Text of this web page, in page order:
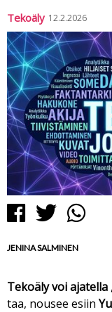
Te­ko­ä­ly 12.2.2026
Facebook
Twitter
JE­NI­NA SAL­MI­NEN
Te­ko­ä­ly voi aja­tel­la
taa, nou­see esiin